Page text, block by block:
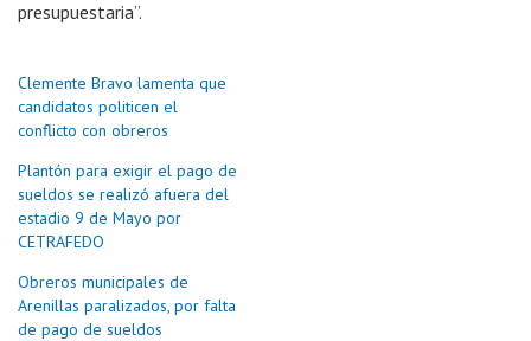
presupuestaria”.
Clemente Bravo lamenta que
candidatos politicen el
conflicto con obreros
Plantón para exigir el pago de
sueldos se realizó afuera del
estadio 9 de Mayo por
CETRAFEDO
Obreros municipales de
Arenillas paralizados, por falta
de pago de sueldos